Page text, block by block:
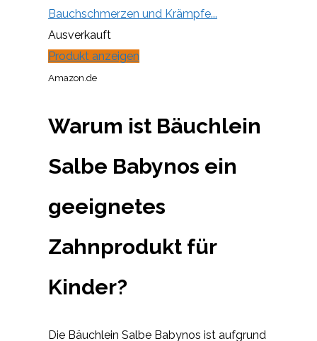
Bauchschmerzen und Krämpfe...
Ausverkauft
Produkt anzeigen
Amazon.de
Warum ist Bäuchlein
Salbe Babynos ein
geeignetes
Zahnprodukt für
Kinder?
Die Bäuchlein Salbe Babynos ist aufgrund